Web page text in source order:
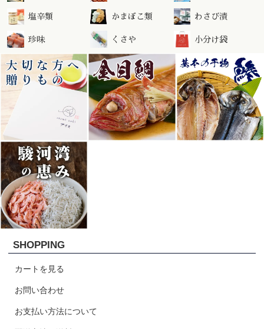
塩辛類 かまぼこ類 わさび漬
珍味 くさや 小分け袋
SHOPPING
カートを見る
お問い合わせ
お支払い方法について